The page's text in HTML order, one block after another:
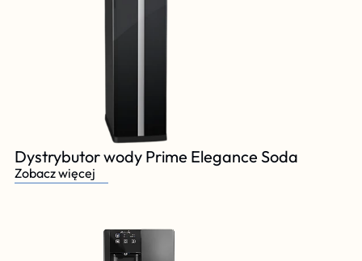
Dystrybutor wody Prime Elegance Soda
Zobacz więcej